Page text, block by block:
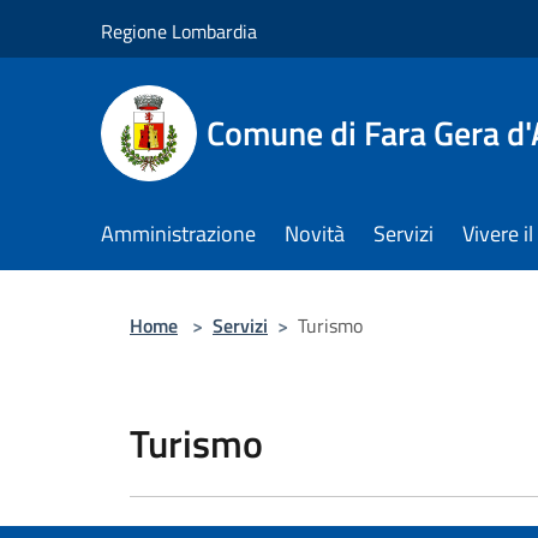
Regione Lombardia
Comune di Fara Gera
Amministrazione Novità Servizi Vivere
Home > Servizi > Turismo
Turismo